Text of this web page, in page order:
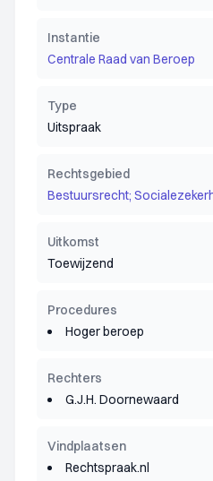
Instantie
Centrale Raad van Beroep
Type
Uitspraak
Rechtsgebied
Bestuursrecht;
Uitkomst
Toewijzend
Procedures
Hoger beroep
Rechters
G.J.H. Doornewaard
Vindplaatsen
Rechtspraak.nl